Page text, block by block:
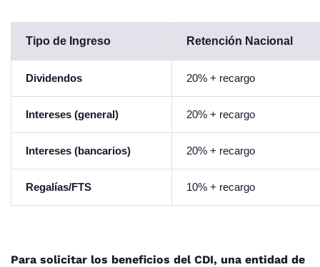
Tipo de Ingreso Retención Nacional
Dividendos 20% + recargo
Intereses (general) 20% + recargo
Intereses (bancarios) 20% + recargo
Regalías/FTS 10% + recargo
Para solicitar los beneficios del CDI, una entidad de